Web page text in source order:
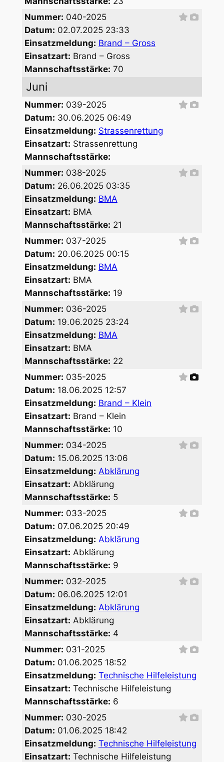
Nummer: 040-2025
Datum: 02.07.2025 23:33
Einsatzmeldung: Brand – Gross
Einsatzart: Brand – Gross
Mannschaftsstärke: 70
Juni
Nummer: 039-2025
Datum: 30.06.2025 06:49
Einsatzmeldung: Strassenrettung
Einsatzart: Strassenrettung
Mannschaftsstärke:
Nummer: 038-2025
Datum: 26.06.2025 03:35
Einsatzmeldung: BMA
Einsatzart: BMA
Mannschaftsstärke: 21
Nummer: 037-2025
Datum: 20.06.2025 00:15
Einsatzmeldung: BMA
Einsatzart: BMA
Mannschaftsstärke: 19
Nummer: 036-2025
Datum: 19.06.2025 23:24
Einsatzmeldung: BMA
Einsatzart: BMA
Mannschaftsstärke: 22
Nummer: 035-2025
Datum: 18.06.2025 12:57
Einsatzmeldung: Brand – Klein
Einsatzart: Brand – Klein
Mannschaftsstärke: 10
Nummer: 034-2025
Datum: 15.06.2025 13:06
Einsatzmeldung: Abklärung
Einsatzart: Abklärung
Mannschaftsstärke: 5
Nummer: 033-2025
Datum: 07.06.2025 20:49
Einsatzmeldung: Abklärung
Einsatzart: Abklärung
Mannschaftsstärke: 9
Nummer: 032-2025
Datum: 06.06.2025 12:01
Einsatzmeldung: Abklärung
Einsatzart: Abklärung
Mannschaftsstärke: 4
Nummer: 031-2025
Datum: 01.06.2025 18:52
Einsatzmeldung: Technische Hilfeleistung
Einsatzart: Technische Hilfeleistung
Mannschaftsstärke: 6
Nummer: 030-2025
Datum: 01.06.2025 18:42
Einsatzmeldung: Technische Hilfeleistung
Einsatzart: Technische Hilfeleistung